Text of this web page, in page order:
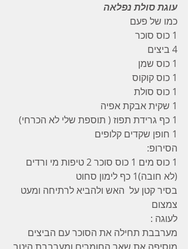
עוגת סולת נפלאה
כמו של פעם
1 כוס סוכר
4 ביצים
1 כוס שמן
1 כוס קוקוס
1 כוס סולת
1 שקית אבקת אפיה
1 כף גרידת תפוז ( תוספת שלי לא הכרחי)
1 חופן שקדים קלופים
הסירופ:
1 כוס מים 1 כוס סוכר 2 טיפות מי ורדים
(לא חובה)1 כף לימון סחוט
בסיר קטן על  האש ולהביא לרתיחה ומעט
צמצום
לעוגה :
מערבבת תחילה את הסוכר עם הביצים